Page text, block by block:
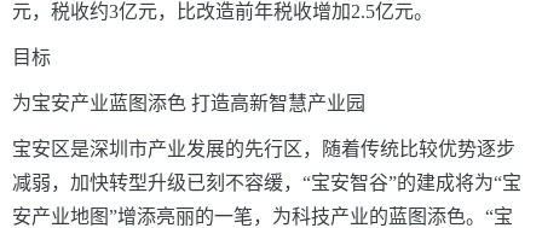
元，税收约3亿元，比改造前年税收增加2.5亿元。
目标
为宝安产业蓝图添色 打造高新智慧产业园
宝安区是深圳市产业发展的先行区，随着传统比较优势逐步
减弱，加快转型升级已刻不容缓，“宝安智谷”的建成将为“宝
安产业地图”增添亮丽的一笔，为科技产业的蓝图添色。“宝